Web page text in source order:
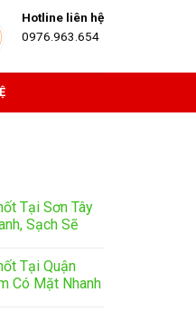
Hotline liên hệ
0976.963.654
Tại Sơn Tây
Sạch Sẽ
Tại Quận
Có Mặt Nhanh